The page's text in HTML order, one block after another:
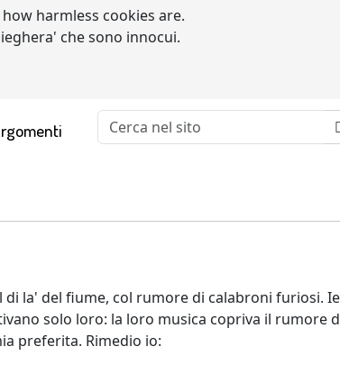
harmless cookies are.
che sono innocui.
di la' del fiume, col rumore di calabroni furiosi.
solo loro: la loro musica copriva il rumore
preferita. Rimedio io: